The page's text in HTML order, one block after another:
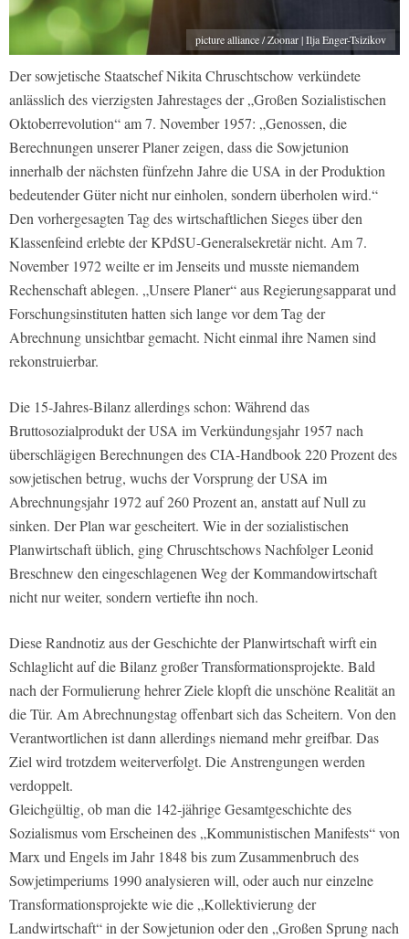
picture alliance / Zoonar | Ilja Enger-Tsizikov
Der sowjetische Staatschef Nikita Chruschtschow verkündete
anlässlich des vierzigsten Jahrestages der „Großen Sozialistischen
Oktoberrevolution“ am 7. November 1957: „Genossen, die
Berechnungen unserer Planer zeigen, dass die Sowjetunion
innerhalb der nächsten fünfzehn Jahre die USA in der Produktion
bedeutender Güter nicht nur einholen, sondern überholen wird.“
Den vorhergesagten Tag des wirtschaftlichen Sieges über den
Klassenfeind erlebte der KPdSU-Generalsekretär nicht. Am 7.
November 1972 weilte er im Jenseits und musste niemandem
Rechenschaft ablegen. „Unsere Planer“ aus Regierungsapparat und
Forschungsinstituten hatten sich lange vor dem Tag der
Abrechnung unsichtbar gemacht. Nicht einmal ihre Namen sind
rekonstruierbar.
Die 15-Jahres-Bilanz allerdings schon: Während das
Bruttosozialprodukt der USA im Verkündungsjahr 1957 nach
überschlägigen Berechnungen des CIA-Handbook 220 Prozent des
sowjetischen betrug, wuchs der Vorsprung der USA im
Abrechnungsjahr 1972 auf 260 Prozent an, anstatt auf Null zu
sinken. Der Plan war gescheitert. Wie in der sozialistischen
Planwirtschaft üblich, ging Chruschtschows Nachfolger Leonid
Breschnew den eingeschlagenen Weg der Kommandowirtschaft
nicht nur weiter, sondern vertiefte ihn noch.
Diese Randnotiz aus der Geschichte der Planwirtschaft wirft ein
Schlaglicht auf die Bilanz großer Transformationsprojekte. Bald
nach der Formulierung hehrer Ziele klopft die unschöne Realität an
die Tür. Am Abrechnungstag offenbart sich das Scheitern. Von den
Verantwortlichen ist dann allerdings niemand mehr greifbar. Das
Ziel wird trotzdem weiterverfolgt. Die Anstrengungen werden
verdoppelt.
Gleichgültig, ob man die 142-jährige Gesamtgeschichte des
Sozialismus vom Erscheinen des „Kommunistischen Manifests“ von
Marx und Engels im Jahr 1848 bis zum Zusammenbruch des
Sowjetimperiums 1990 analysieren will, oder auch nur einzelne
Transformationsprojekte wie die „Kollektivierung der
Landwirtschaft“ in der Sowjetunion oder den „Großen Sprung nach